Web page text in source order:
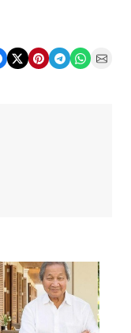
Share on X Share on Pinterest Share on Telegram Share on WhatsApp Share on Email